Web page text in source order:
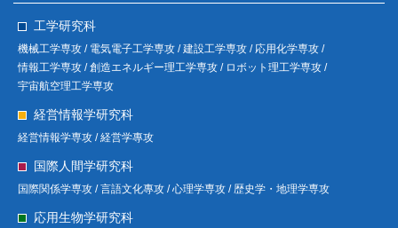
工学研究科
機械工学専攻 / 電気電子工学専攻 / 建設工学専攻 / 応用化学専攻 /
情報工学専攻 / 創造エネルギー理工学専攻 / ロボット理工学専攻 /
宇宙航空理工学専攻
経営情報学研究科
経営情報学専攻 / 経営学專攻
国際人間学研究科
国際関係学専攻 / 言語文化專攻 / 心理学専攻 / 歴史学・地理学専攻
応用生物学研究科